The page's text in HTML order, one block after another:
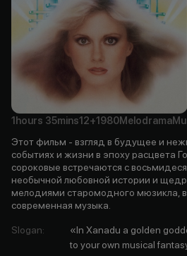
1hours 35mins12+1980Melodrama
Этот фильм - взгляд в будущее и
событиях и жизни в эпоху расцвета
сороковые встречаются с
необычной любовной истории и
мелодиями старомодного мюзикла, в
современная музыка.
Slogan:
«In Xanadu a golden
to your own musical